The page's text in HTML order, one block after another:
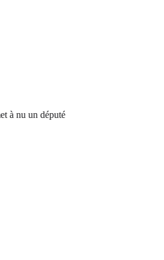
un député